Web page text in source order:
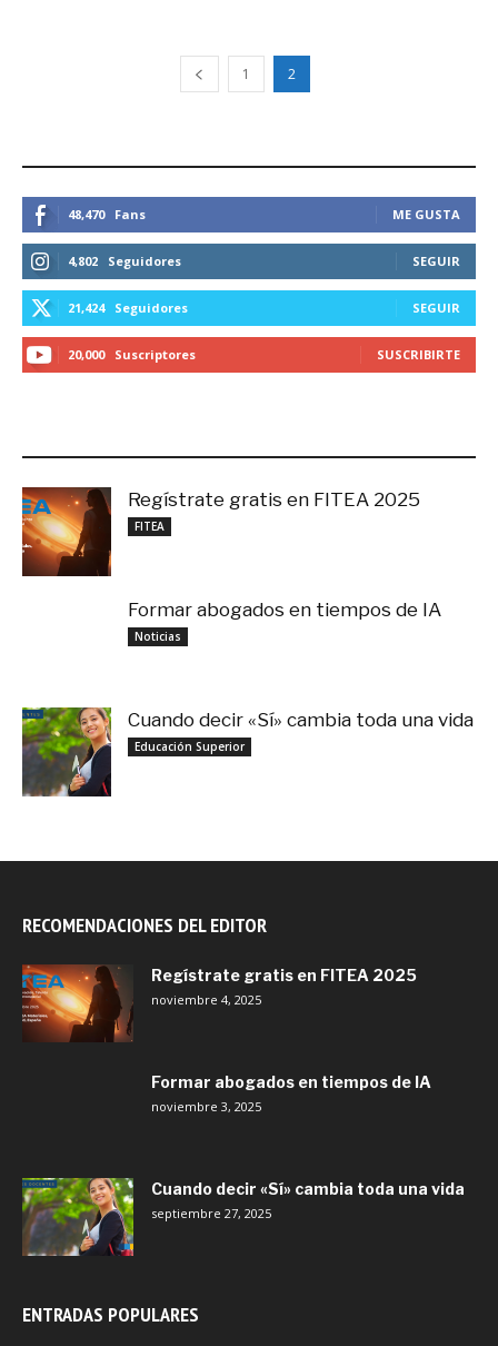
1 2
48,470 Fans ME GUSTA
4,802 Seguidores SEGUIR
21,424 Seguidores SEGUIR
20,000 Suscriptores SUSCRIBIRTE
Regístrate gratis en FITEA 2025
FITEA
Formar abogados en tiempos de IA
Noticias
Cuando decir «Sí» cambia toda una vida
Educación Superior
RECOMENDACIONES DEL EDITOR
Regístrate gratis en FITEA 2025
noviembre 4, 2025
Formar abogados en tiempos de IA
noviembre 3, 2025
Cuando decir «Sí» cambia toda una vida
septiembre 27, 2025
ENTRADAS POPULARES